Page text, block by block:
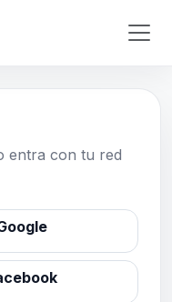
entra con tu red